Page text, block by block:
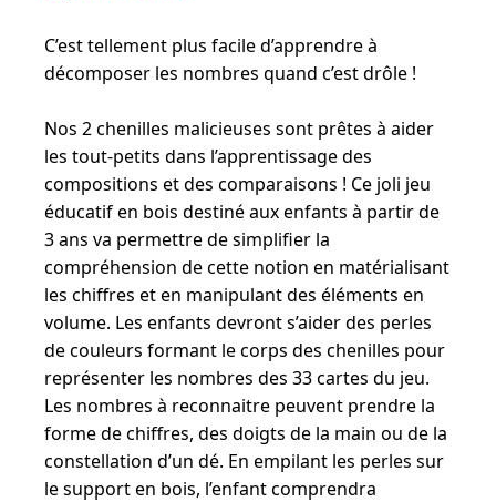
C’est tellement plus facile d’apprendre à
décomposer les nombres quand c’est drôle !
Nos 2 chenilles malicieuses sont prêtes à aider
les tout-petits dans l’apprentissage des
compositions et des comparaisons ! Ce joli jeu
éducatif en bois destiné aux enfants à partir de
3 ans va permettre de simplifier la
compréhension de cette notion en matérialisant
les chiffres et en manipulant des éléments en
volume. Les enfants devront s’aider des perles
de couleurs formant le corps des chenilles pour
représenter les nombres des 33 cartes du jeu.
Les nombres à reconnaitre peuvent prendre la
forme de chiffres, des doigts de la main ou de la
constellation d’un dé. En empilant les perles sur
le support en bois, l’enfant comprendra